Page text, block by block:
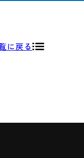
に戻る